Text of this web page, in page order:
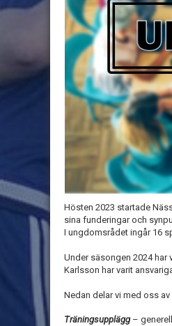
Hösten 2023 startade
sina funderingar och
I ungdomsrådet ingår 16
Under säsongen 2024 har
Karlsson har varit
Nedan delar vi med oss
Träningsupplägg–